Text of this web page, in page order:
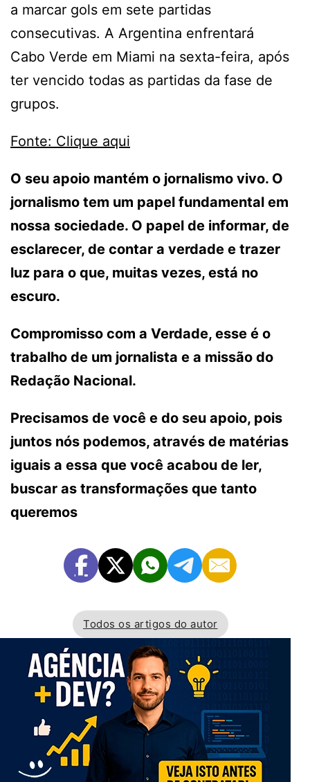
a marcar gols em sete partidas
consecutivas. A Argentina enfrentará
Cabo Verde em Miami na sexta-feira, após
ter vencido todas as partidas da fase de
grupos.
Fonte: Clique aqui
O seu apoio mantém o jornalismo vivo. O
jornalismo tem um papel fundamental em
nossa sociedade. O papel de informar, de
esclarecer, de contar a verdade e trazer
luz para o que, muitas vezes, está no
escuro.
Compromisso com a Verdade, esse é o
trabalho de um jornalista e a missão do
Redação Nacional.
Precisamos de você e do seu apoio, pois
juntos nós podemos, através de matérias
iguais a essa que você acabou de ler,
buscar as transformações que tanto
queremos
Todos os artigos do autor